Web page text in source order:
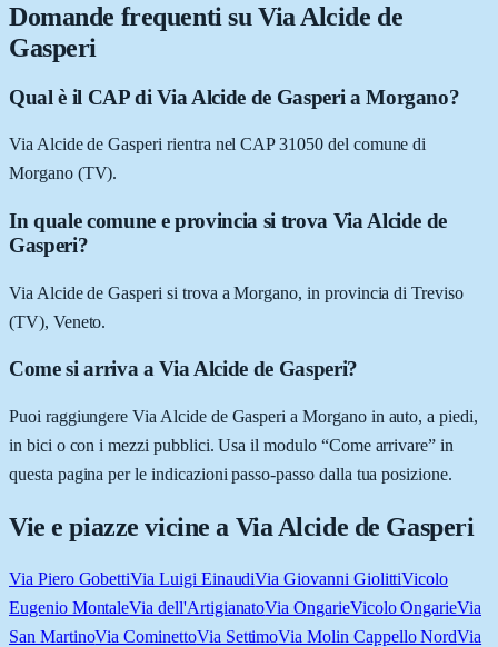
Domande frequenti su Via Alcide de
Gasperi
Qual è il CAP di Via Alcide de Gasperi a Morgano?
Via Alcide de Gasperi rientra nel CAP 31050 del comune di
Morgano (TV).
In quale comune e provincia si trova Via Alcide de
Gasperi?
Via Alcide de Gasperi si trova a Morgano, in provincia di Treviso
(TV), Veneto.
Come si arriva a Via Alcide de Gasperi?
Puoi raggiungere Via Alcide de Gasperi a Morgano in auto, a piedi,
in bici o con i mezzi pubblici. Usa il modulo “Come arrivare” in
questa pagina per le indicazioni passo-passo dalla tua posizione.
Vie e piazze vicine a Via Alcide de Gasperi
Via Piero GobettiVia Luigi EinaudiVia Giovanni GiolittiVicolo
Eugenio MontaleVia dell'ArtigianatoVia OngarieVicolo OngarieVia
San MartinoVia CominettoVia SettimoVia Molin Cappello NordVia